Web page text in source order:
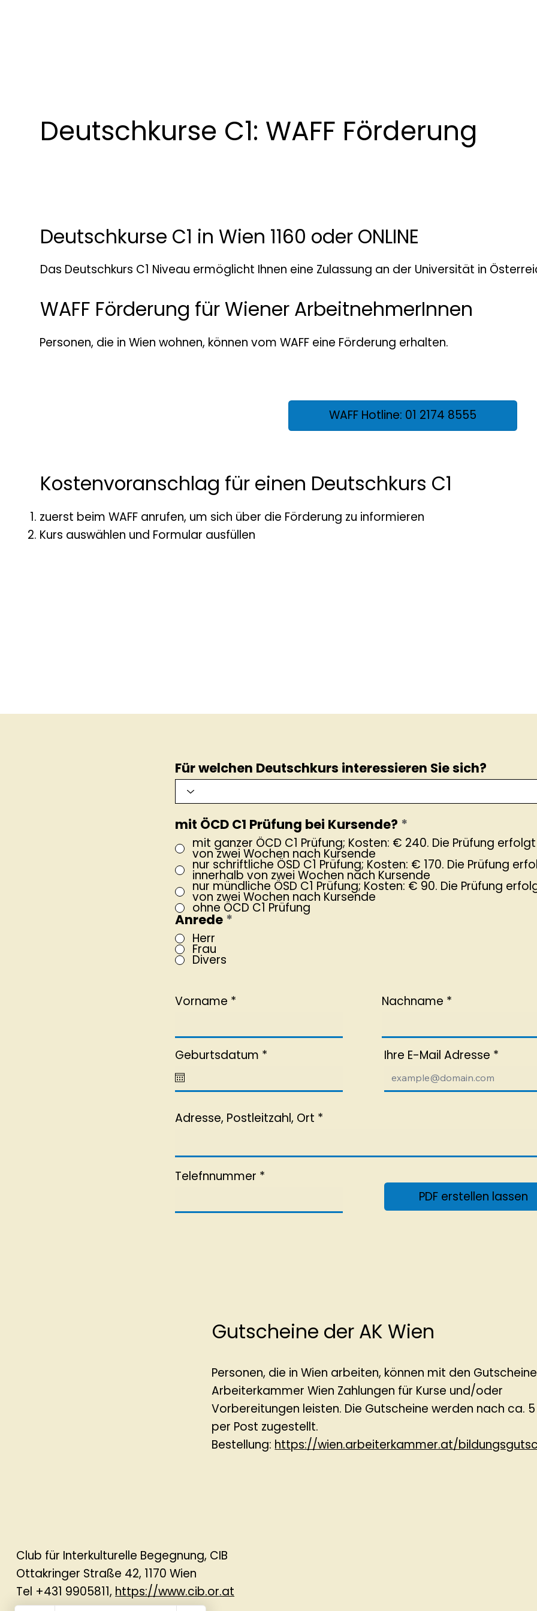
Deutschkurse C1: WAFF Förderung
Deutschkurse C1 in Wien 1160 oder ONLINE
Das Deutschkurs C1 Niveau ermöglicht Ihnen eine Zulassung an der Universität in
WAFF Förderung für Wiener ArbeitnehmerInnen
Personen, die in Wien wohnen, können vom WAFF eine Förderung erhalten.
WAFF Hotline: 01 2174 8555
Kostenvoranschlag für einen Deutschkurs C1
zuerst beim WAFF anrufen, um sich über die Förderung zu informieren
Kurs auswählen und Formular ausfüllen
Für welchen Deutschkurs interessieren Sie sich?
mit ÖCD C1 Prüfung bei Kursende? *
mit ganzer ÖCD C1 Prüfung; Kosten: € 240. Die Prüfung
von zwei Wochen nach Kursende
nur schriftliche ÖSD C1 Prüfung; Kosten: € 170. Die Prüfung
innerhalb von zwei Wochen nach Kursende
nur mündliche ÖSD C1 Prüfung; Kosten: € 90. Die Prüfung
von zwei Wochen nach Kursende
ohne ÖCD C1 Prüfung
Anrede *
Herr
Frau
Divers
Vorname Nachname
Geburtsdatum *r
u
e
Ihre E-Mail Adresse
Adresse, Postleitzahl, Ort
Telefnnummer
PDF erstellen lassen
Gutscheine der AK Wien
Personen, die in Wien arbeiten, können mit den
Arbeiterkammer Wien Zahlungen für Kurse und/oder
Vorbereitungen leisten. Die Gutscheine werden nach ca.
per Post zugestellt.
Bestellung: https://wien.arbeiterkammer.at/
Club für Interkulturelle Begegnung, CIB
Ottakringer Straße 42, 1170 Wien
Tel +431 9905811, https://www.cib.or.at